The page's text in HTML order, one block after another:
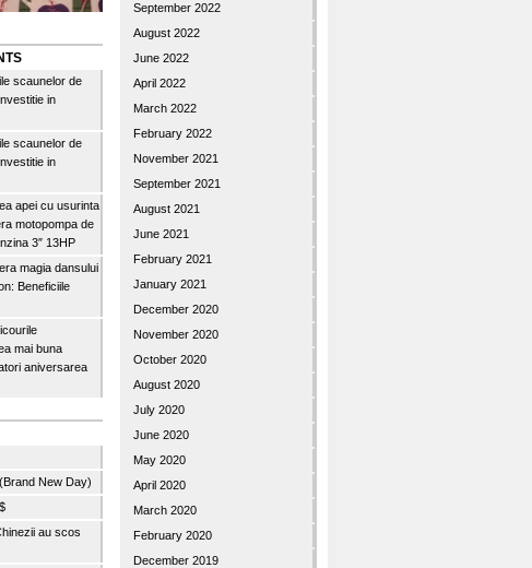
scaunelor de
in
scaunelor de
in
apei cu usurinta
motopompa de
3″ 13HP
magia dansului
Beneficiile
mai buna
aniversarea
New Day)
au scos
September 2022
August 2022
June 2022
April 2022
March 2022
February 2022
November 2021
September 2021
August 2021
June 2021
February 2021
January 2021
December 2020
November 2020
October 2020
August 2020
July 2020
June 2020
May 2020
April 2020
March 2020
February 2020
December 2019